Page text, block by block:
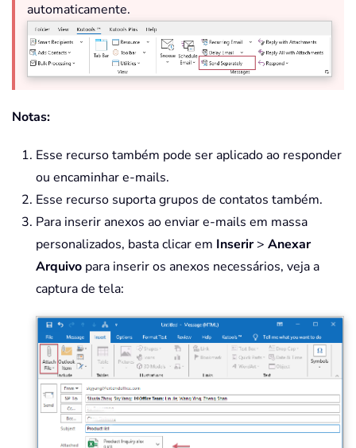
automaticamente.
Notas:
Esse recurso também pode ser aplicado ao responder
ou encaminhar e-mails.
Esse recurso suporta grupos de contatos também.
Para inserir anexos ao enviar e-mails em massa
personalizados, basta clicar em Inserir> Anexar
Arquivo para inserir os anexos necessários, veja a
captura de tela: